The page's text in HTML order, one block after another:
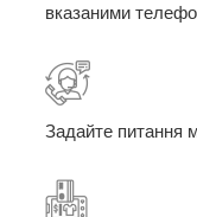
вказаними
Задайте питання